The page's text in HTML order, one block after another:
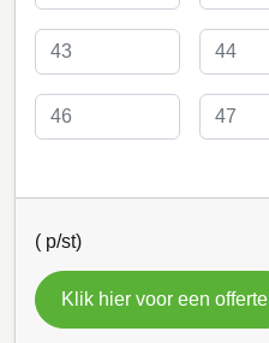
( p/st)
Klik hier voor een offerte